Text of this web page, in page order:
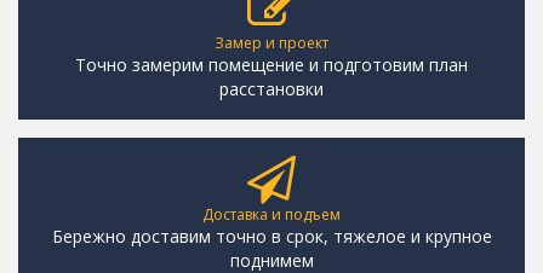
Замер и проект
Точно замерим помещение и подготовим план
расстановки
Доставка и подъем
Бережно доставим точно в срок, тяжелое и крупное
поднимем